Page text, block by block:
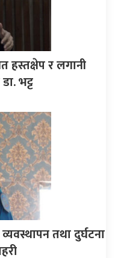
हस्तक्षेप र लगानी
भट्ट
तथा दुर्घटना